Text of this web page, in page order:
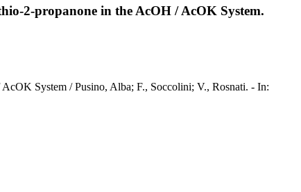
2-propanone in the AcOH / AcOK System.
System / Pusino, Alba; F., Soccolini; V., Rosnati. - In: